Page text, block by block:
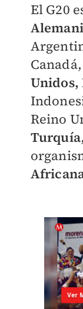
El G20
Unidos,
Reino
Turquía